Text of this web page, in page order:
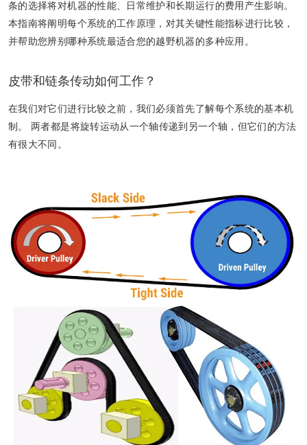
条的选择将对机器的性能、日常维护和长期运行的费用产生影响。
本指南将阐明每个系统的工作原理，对其关键性能指标进行比较，
并帮助您辨别哪种系统最适合您的越野机器的多种应用。
皮带和链条传动如何工作？
在我们对它们进行比较之前，我们必须首先了解每个系统的基本机
制。 两者都是将旋转运动从一个轴传递到另一个轴，但它们的方法
有很大不同。